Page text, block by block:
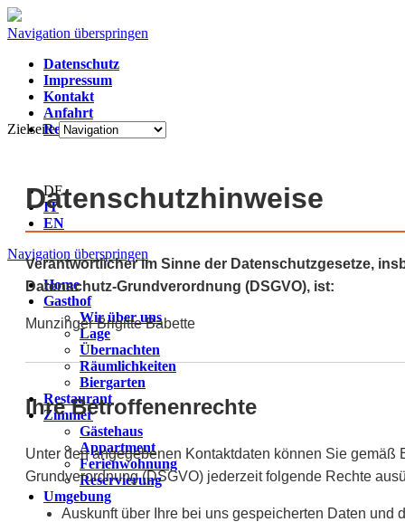
Navigation überspringen
Datenschutz
Impressum
Kontakt
Anfahrt
Reservierung
DE
IT
EN
Navigation überspringen
Home
Gasthof
Wir über uns
Lage
Übernachten
Räumlichkeiten
Biergarten
Restaurant
Zimmer
Gästehaus
Appartment
Ferienwohnung
Reservierung
Umgebung
Zielseite
Datenschutzhinweise
Verantwortlicher im Sinne der Datenschutzgesetze,
Datenschutz-Grundverordnung (DSGVO), ist:
Munzinger Brigitte Babette
Ihre Betroffenenrechte
Unter den angegebenen Kontaktdaten können Sie gemäß
Grundverordnung (DSGVO) jederzeit folgende Rechte
Auskunft über Ihre bei uns gespeicherten Daten und